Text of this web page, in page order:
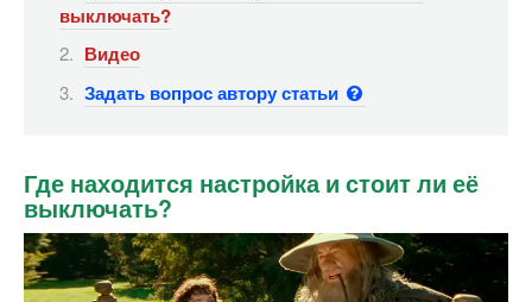
выключать?
Видео
Задать вопрос автору статьи
Где находится настройка и стоит ли её
выключать?